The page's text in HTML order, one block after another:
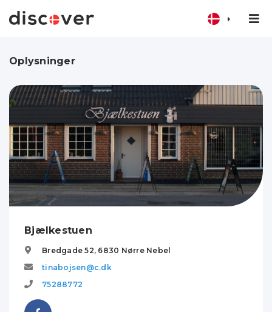
Oplysninger
Bjælkestuen
Bredgade 52, 6830 Nørre Nebel
tinabojsen@c.dk
75288772